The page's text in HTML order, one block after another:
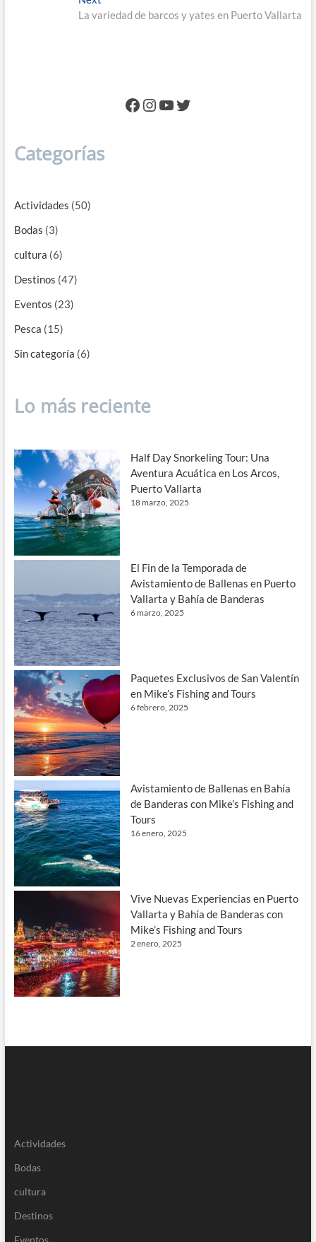
entradas
post:
La variedad de barcos y yates en Puerto Vallarta
Facebook
Instagram
YouTube
Twitter
Categorías
Actividades (50)
Bodas (3)
cultura (6)
Destinos (47)
Eventos (23)
Pesca (15)
Sin categoría (6)
Lo más reciente
Half Day Snorkeling Tour: Una
Aventura Acuática en Los Arcos,
Puerto Vallarta
18 marzo, 2025
El Fin de la Temporada de
Avistamiento de Ballenas en Puerto
Vallarta y Bahía de Banderas
6 marzo, 2025
Paquetes Exclusivos de San Valentín
en Mike’s Fishing and Tours
6 febrero, 2025
Avistamiento de Ballenas en Bahía
de Banderas con Mike’s Fishing and
Tours
16 enero, 2025
Vive Nuevas Experiencias en Puerto
Vallarta y Bahía de Banderas con
Mike’s Fishing and Tours
2 enero, 2025
Bodas
cultura
Destinos
Eventos